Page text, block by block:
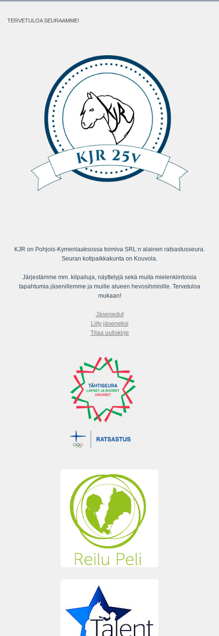
TERVETULOA SEURAAMME!
KJR on Pohjois-Kymenlaaksossa toimiva SRL:n alainen ratsastusseura.
Seuran kotipaikkakunta on Kouvola.
Järjestämme mm. kilpailuja, näyttelyjä sekä muita mielenkiintoisia
tapahtumia jäsenillemme ja muille alueen hevosihmisille. Tervetuloa
mukaan!
Jäsenedut
Liity jäseneksi
Tilaa uutiskirje